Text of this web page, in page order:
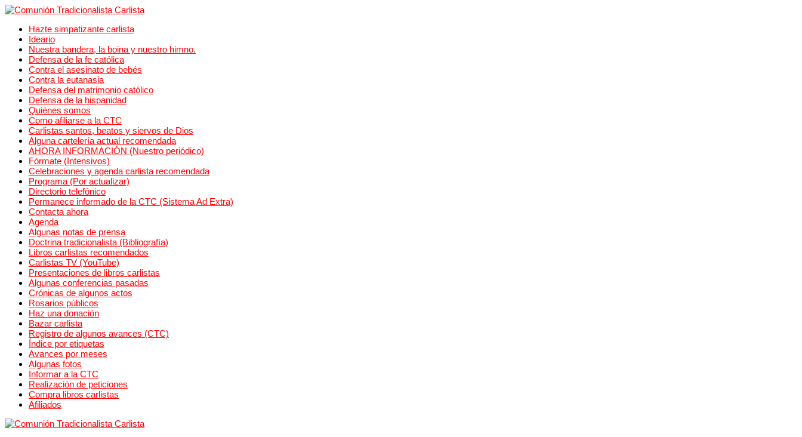
Hazte simpatizante carlista
Ideario
Nuestra bandera, la boina y nuestro himno.
Defensa de la fe católica
Contra el asesinato de bebés
Contra la eutanasia
Defensa del matrimonio católico
Defensa de la hispanidad
Quiénes somos
Como afiliarse a la CTC
Carlistas santos, beatos y siervos de Dios
Alguna cartelería actual recomendada
AHORA INFORMACIÓN (Nuestro periódico)
Fórmate (Intensivos)
Celebraciones y agenda carlista recomendada
Programa (Por actualizar)
Directorio telefónico
Permanece informado de la CTC (Sistema Ad Extra)
Contacta ahora
Agenda
Algunas notas de prensa
Doctrina tradicionalista (Bibliografía)
Libros carlistas recomendados
Carlistas TV (YouTube)
Presentaciones de libros carlistas
Algunas conferencias pasadas
Crónicas de algunos actos
Rosarios públicos
Haz una donación
Bazar carlista
Registro de algunos avances (CTC)
Índice por etiquetas
Avances por meses
Algunas fotos
Informar a la CTC
Realización de peticiones
Compra libros carlistas
Afiliados